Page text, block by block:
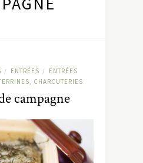
/ ENTRÉES /
ENTRÉES
CHARCUTERIES
campagne